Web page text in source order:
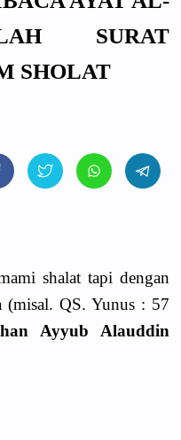
SURAT
SHOLAT
shalat tapi dengan
(misal. QS. Yunus : 57
Ayyub Alauddin